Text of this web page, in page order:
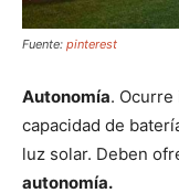
Fuente: pinterest
Autonomía. Ocurre
capacidad de
luz solar. Deben
autonomía.